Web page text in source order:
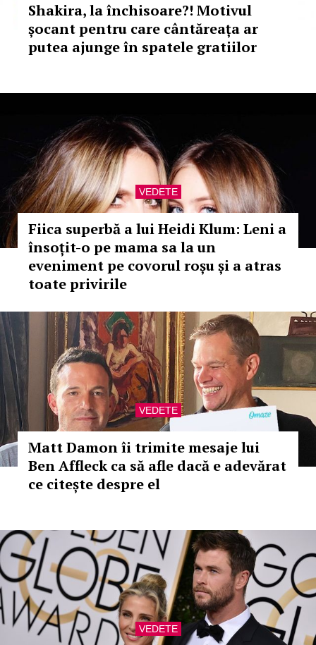
Shakira, la închisoare?! Motivul
șocant pentru care cântăreața ar
putea ajunge în spatele gratiilor
VEDETE
Fiica superbă a lui Heidi Klum: Leni a
însoțit-o pe mama sa la un
eveniment pe covorul roșu și a atras
toate privirile
VEDETE
Matt Damon îi trimite mesaje lui
Ben Affleck ca să afle dacă e adevărat
ce citește despre el
VEDETE